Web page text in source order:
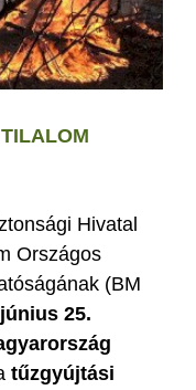
Hivatal
Országos
(BM
június 25.
tűzgyújtási